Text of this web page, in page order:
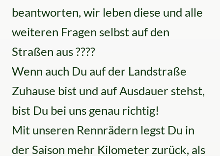
beantworten, wir leben diese und alle
weiteren Fragen selbst auf den
Straßen aus ????
Wenn auch Du auf der Landstraße
Zuhause bist und auf Ausdauer stehst,
bist Du bei uns genau richtig!
Mit unseren Rennrädern legst Du in
der Saison mehr Kilometer zurück, als